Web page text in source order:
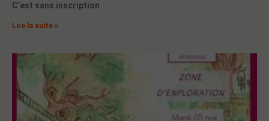
C’est sans inscription
Lire la suite »